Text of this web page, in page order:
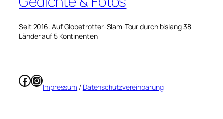
Seit 2016. Auf Globetrotter-Slam-Tour durch bislang 38
Länder auf 5 Kontinenten
Facebook
Instagram
Impressum / Datenschutzvereinbarung